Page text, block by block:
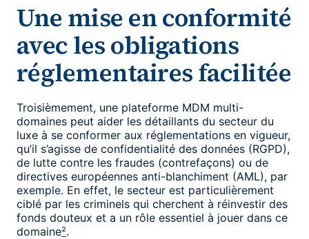
Une mise en conformité
avec les obligations
réglementaires facilitée
Troisièmement, une plateforme MDM multi-
domaines peut aider les détaillants du secteur du
luxe à se conformer aux réglementations en vigueur,
qu’il s’agisse de confidentialité des données (RGPD),
de lutte contre les fraudes (contrefaçons) ou de
directives européennes anti-blanchiment (AML), par
exemple. En effet, le secteur est particulièrement
ciblé par les criminels qui cherchent à réinvestir des
fonds douteux et a un rôle essentiel à jouer dans ce
domaine².